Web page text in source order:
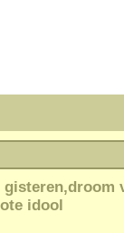
gisteren,droom
idool